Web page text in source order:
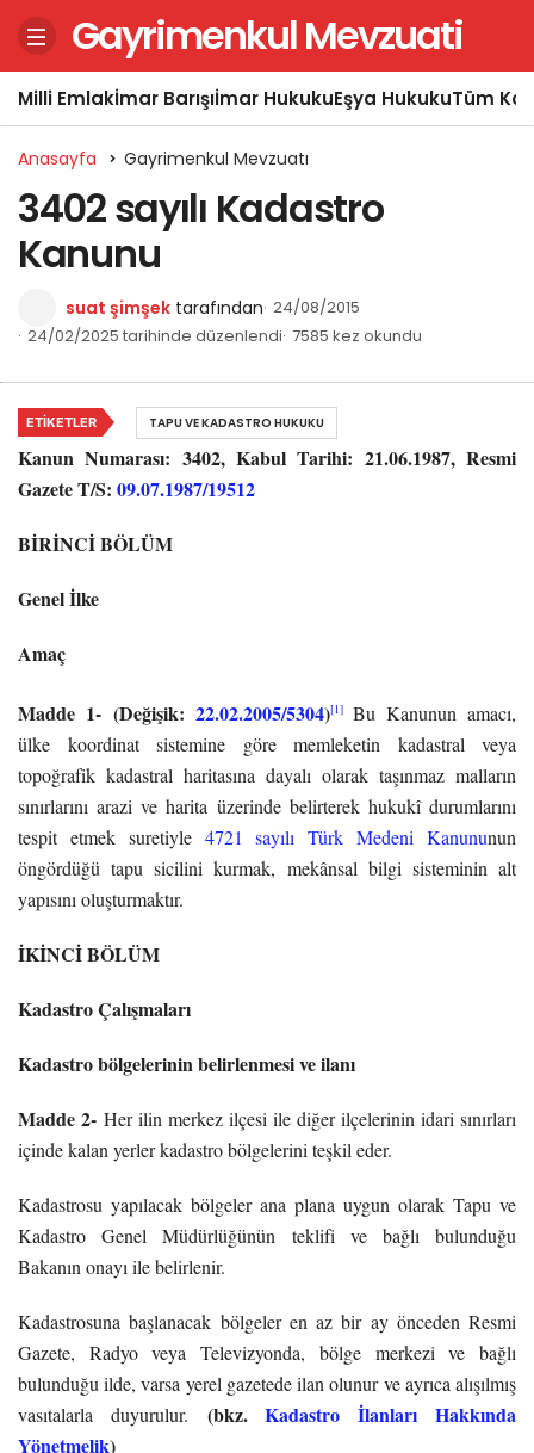
Gayrimenkul Mevzuati
Milli Emlakİmar Barışıİmar HukukuEşya HukukuTüm
Anasayfa Gayrimenkul Mevzuatı
3402 sayılı Kadastro
Kanunu
suat şimşek tarafından 24/08/2015
24/02/2025 tarihinde düzenlendi 7585 kez okundu
Kanun Numarası: 3402, Kabul Tarihi: 21.06.1987, Resmi
Gazete T/S: 09.07.1987/19512
BİRİNCİ BÖLÜM
Genel İlke
Amaç
Madde 1- (Değişik: 22.02.2005/5304)[1]Bu Kanunun amacı,
ülke koordinat sistemine göre memleketin kadastral veya
topoğrafik kadastral haritasına dayalı olarak taşınmaz malların
sınırlarını arazi ve harita üzerinde belirterek hukukî durumlarını
tespit etmek suretiyle 4721 sayılı Türk Medeni Kanununun
öngördüğü tapu sicilini kurmak, mekânsal bilgi sisteminin alt
yapısını oluşturmaktır.
İKİNCİ BÖLÜM
Kadastro Çalışmaları
Kadastro bölgelerinin belirlenmesi ve ilanı
Madde 2- Her ilin merkez ilçesi ile diğer ilçelerinin idari sınırları
içinde kalan yerler kadastro bölgelerini teşkil eder.
Kadastrosu yapılacak bölgeler ana plana uygun olarak Tapu ve
Kadastro Genel Müdürlüğünün teklifi ve bağlı bulunduğu
Bakanın onayı ile belirlenir.
Kadastrosuna başlanacak bölgeler en az bir ay önceden Resmi
Gazete, Radyo veya Televizyonda, bölge merkezi ve bağlı
bulunduğu ilde, varsa yerel gazetede ilan olunur ve ayrıca alışılmış
vasıtalarla duyurulur. (bkz.Kadastro İlanları Hakkında
Yönetmelik)
ETIKETLER TAPU VE KADASTRO HUKUKU